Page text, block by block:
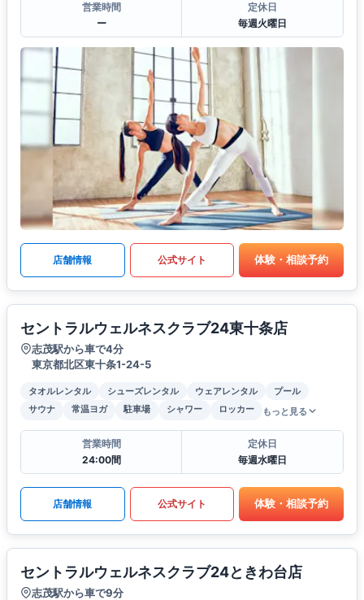
営業時間
ー
定休日
毎週火曜日
店舗情報 公式サイト 体験・相談予約
セントラルウェルネスクラブ24東十条店
志茂駅から車で4分
東京都北区東十条1-24-5
タオルレンタル シューズレンタル ウェアレンタル
プール
サウナ
常温ヨガ 駐車場 シャワー ロッカー もっと見る
営業時間
24:00間
定休日
毎週水曜日
店舗情報 公式サイト 体験・相談予約
セントラルウェルネスクラブ24ときわ台店
志茂駅から車で9分